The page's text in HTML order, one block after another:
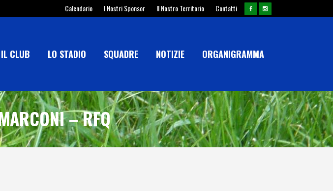
Calendario I Nostri Sponsor Il Nostro Territorio Contatti
IL CLUB LO STADIO SQUADRE NOTIZIE ORGANIGRAMMA
– RFQ